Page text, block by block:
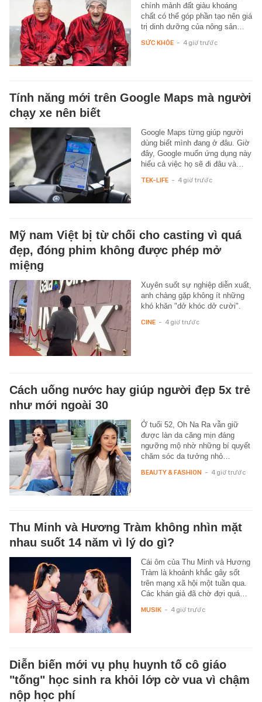
chính mảnh đất giàu khoáng
chất có thể góp phần tạo nên giá
trị dinh dưỡng của nông sản…
SỨC KHỎE - 4 giờ trước
Tính năng mới trên Google Maps mà người
chạy xe nên biết
Google Maps từng giúp người
dùng biết mình đang ở đâu. Giờ
đây, Google muốn ứng dụng này
hiểu cả việc họ sẽ đi đâu và…
TEK-LIFE - 4 giờ trước
Mỹ nam Việt bị từ chối cho casting vì quá
đẹp, đóng phim không được phép mở
miệng
Xuyên suốt sự nghiệp diễn xuất,
anh chàng gặp không ít những
khó khăn "dở khóc dở cười".
CINE - 4 giờ trước
Cách uống nước hay giúp người đẹp 5x trẻ
như mới ngoài 30
Ở tuổi 52, Oh Na Ra vẫn giữ
được làn da căng mịn đáng
ngưỡng mộ nhờ những bí quyết
chăm sóc da tưởng nhỏ…
BEAUTY & FASHION - 4 giờ trước
Thu Minh và Hương Tràm không nhìn mặt
nhau suốt 14 năm vì lý do gì?
Cái ôm của Thu Minh và Hương
Tràm là khoảnh khắc gây sốt
trên mạng xã hội một tuần qua.
Các khán giả đã chờ đợi quá…
MUSIK - 4 giờ trước
Diễn biến mới vụ phụ huynh tố cô giáo
"tống" học sinh ra khỏi lớp cờ vua vì chậm
nộp học phí